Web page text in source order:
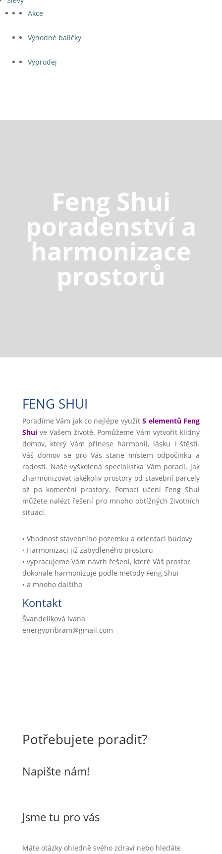
Akce
Výhodné balíčky
Výprodej
Feng Shui
poradenství a
harmonizace
prostorů
FENG SHUI
Poradíme Vám jak co nejlépe využít5 elementů Feng
Shuive Vašem životě. Pomůžeme Vám vytvořit klidný
domov, který Vám přinese harmonii, lásku i štěstí.
Váš domov se pro Vás stane místem odpočinku a
radosti. Naše vyškolená specialistka Vám poradí, jak
zharmonizovat jakékoliv prostory od stavební parcely
až po komerční prostory. Pomocí učení Feng Shui
můžete nalézt řešení pro mnoho obtížných životních
situací.
• Vhodnost stavebního pozemku a orientaci budovy
• Harmonizaci již zabydleného prostoru
• vypracujeme Vám návrh řešení, které Váš prostor
dokonale harmonizuje podle metody Feng Shui
• a mnoho dalšího
Kontakt
Švandelíková Ivana
energypribram@gmail.com
Potřebujete poradit?
Napište nám!
Jsme tu pro vás
Máte otázky ohledně svého zdraví nebo hledáte